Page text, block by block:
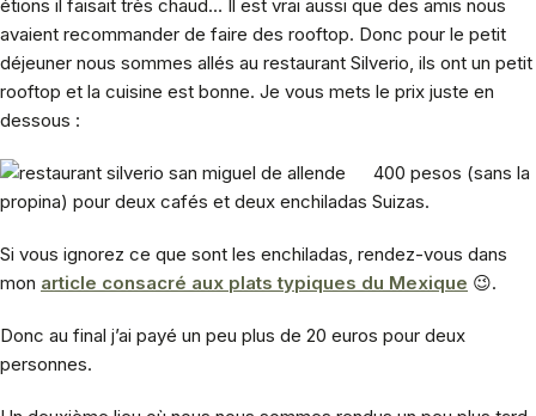
étions il faisait très chaud… Il est vrai aussi que des amis nous
avaient recommander de faire des rooftop. Donc pour le petit
déjeuner nous sommes allés au restaurant Silverio, ils ont un petit
rooftop et la cuisine est bonne. Je vous mets le prix juste en
dessous :
400 pesos (sans la
propina) pour deux cafés et deux enchiladas Suizas.
Si vous ignorez ce que sont les enchiladas, rendez-vous dans
mon article consacré aux plats typiques du Mexique 😉.
Donc au final j’ai payé un peu plus de 20 euros pour deux
personnes.